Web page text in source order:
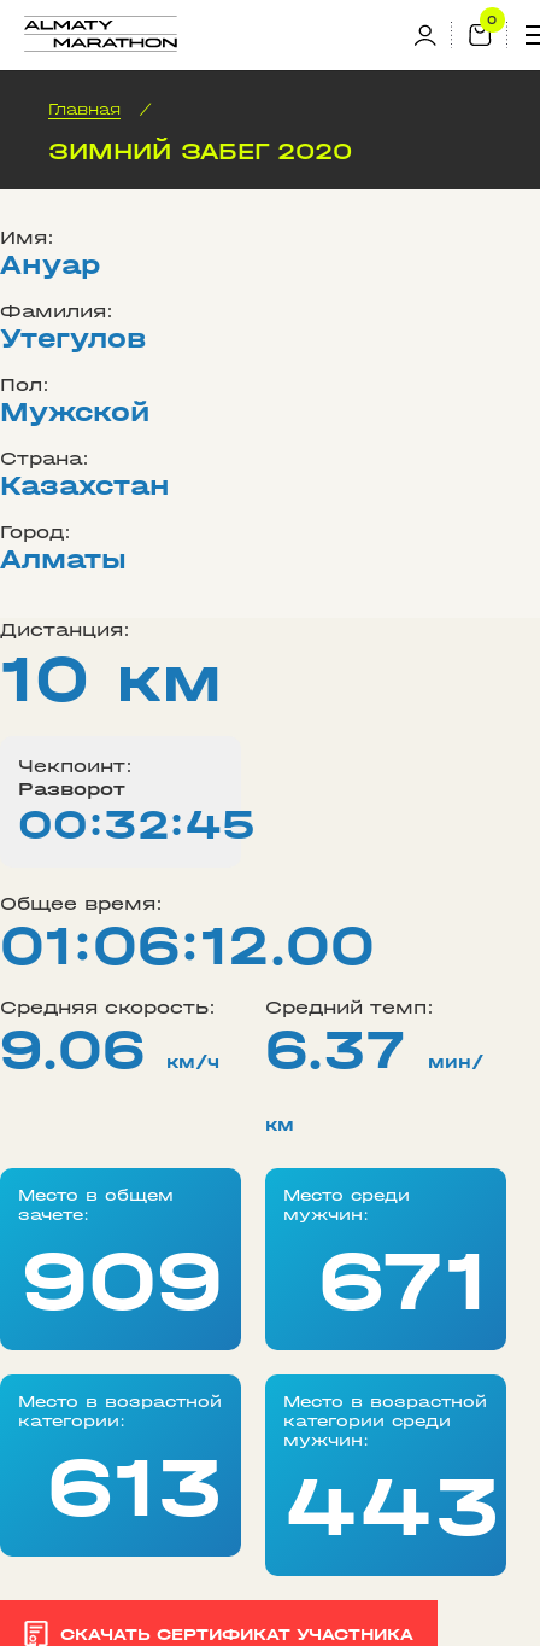
Главная /
ЗИМНИЙ ЗАБЕГ 2020
Имя:
Ануар
Фамилия:
Утегулов
Пол:
Мужской
Страна:
Казахстан
Город:
Алматы
Дистанция:
10 км
Чекпоинт:
Разворот
00:32:45
Общее время:
01:06:12.00
Средняя скорость:
9.06 км/ч
Средний темп:
6.37 мин/
км
Место в общем
зачете:
909
Место среди
мужчин:
671
Место в возрастной
категории:
613
Место в возрастной
категории среди
мужчин:
443
СКАЧАТЬ СЕРТИФИКАТ УЧАСТНИКА